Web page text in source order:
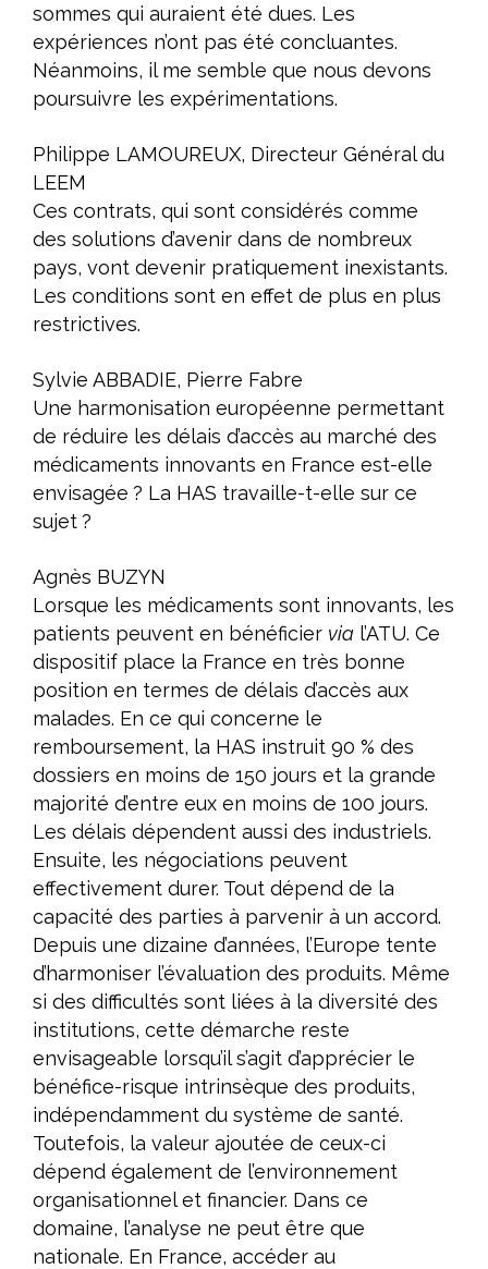
sommes qui auraient été dues. Les
expériences n’ont pas été concluantes.
Néanmoins, il me semble que nous devons
poursuivre les expérimentations.
Philippe LAMOUREUX, Directeur Général du
LEEM
Ces contrats, qui sont considérés comme
des solutions d’avenir dans de nombreux
pays, vont devenir pratiquement inexistants.
Les conditions sont en effet de plus en plus
restrictives.
Sylvie ABBADIE, Pierre Fabre
Une harmonisation européenne permettant
de réduire les délais d’accès au marché des
médicaments innovants en France est-elle
envisagée ? La HAS travaille-t-elle sur ce
sujet ?
Agnès BUZYN
Lorsque les médicaments sont innovants, les
patients peuvent en bénéficier via l’ATU. Ce
dispositif place la France en très bonne
position en termes de délais d’accès aux
malades. En ce qui concerne le
remboursement, la HAS instruit 90 % des
dossiers en moins de 150 jours et la grande
majorité d’entre eux en moins de 100 jours.
Les délais dépendent aussi des industriels.
Ensuite, les négociations peuvent
effectivement durer. Tout dépend de la
capacité des parties à parvenir à un accord.
Depuis une dizaine d’années, l’Europe tente
d’harmoniser l’évaluation des produits. Même
si des difficultés sont liées à la diversité des
institutions, cette démarche reste
envisageable lorsqu’il s’agit d’apprécier le
bénéfice-risque intrinsèque des produits,
indépendamment du système de santé.
Toutefois, la valeur ajoutée de ceux-ci
dépend également de l’environnement
organisationnel et financier. Dans ce
domaine, l’analyse ne peut être que
nationale. En France, accéder au